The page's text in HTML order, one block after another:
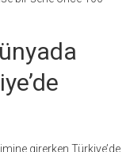
girerken Türkiye’de